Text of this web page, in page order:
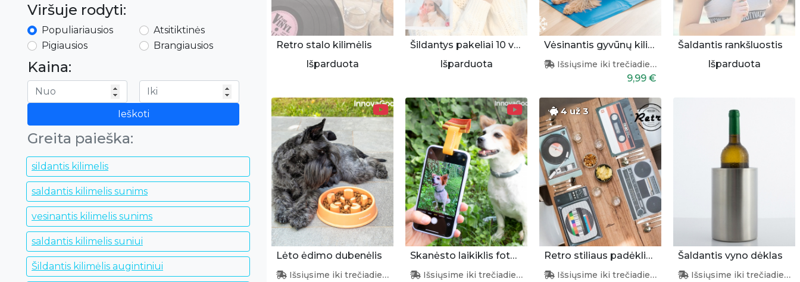
Viršuje rodyti:
Populiariausios
Atsitiktinės
Pigiausios
Brangiausios
Kaina:
Ieškoti
Greita paieška:
sildantis kilimelis
saldantis kilimelis sunims
vesinantis kilimelis sunims
saldantis kilimelis suniui
Šildantis kilimėlis augintiniui
Retro stalo kilimėlis
Išparduota
Šildantys pakeliai 10 vnt.
Išparduota
Vėsinantis gyvūnų kilimėlis 40x50cm
Išsiųsime iki trečiadienio
9,99 €
Šaldantis rankšluostis
Išparduota
Lėto ėdimo dubenėlis
Išsiųsime iki trečiadienio
Skanėsto laikiklis fotografuoti augintiniui
Išsiųsime iki trečiadienio
4 už 3
Retro stiliaus padėkliukas
Išsiųsime iki trečiadienio
Šaldantis vyno dėklas
Išsiųsime iki trečiadienio